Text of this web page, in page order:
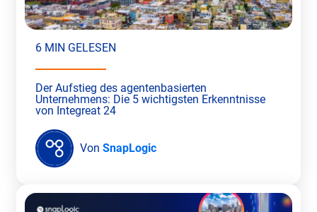
6 MIN GELESEN
Der Aufstieg des agentenbasierten
Unternehmens: Die 5 wichtigsten Erkenntnisse
von Integreat 24
Von SnapLogic